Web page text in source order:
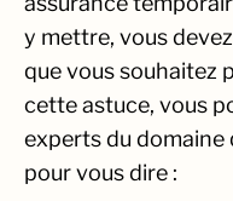
y mettre, vous
que vous souhaitez
cette astuce, vous
experts du domaine
pour vous dire :